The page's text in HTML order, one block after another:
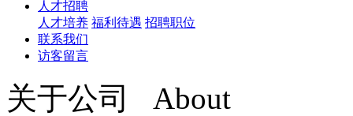
人才招聘
人才培养 福利待遇 招聘职位
联系我们
访客留言
关于公司 About